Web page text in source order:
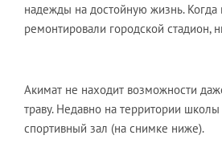
надежды на достойную жизнь. Когда
ремонтировали городской стадион,
Акимат не находит возможности
траву. Недавно на территории
спортивный зал (на снимке ниже).